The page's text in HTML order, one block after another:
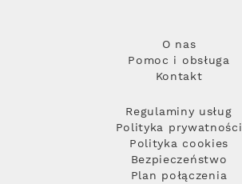
O nas
Pomoc i obsługa
Kontakt
Regulaminy usług
Polityka prywatności
Polityka cookies
Bezpieczeństwo
Plan połączenia